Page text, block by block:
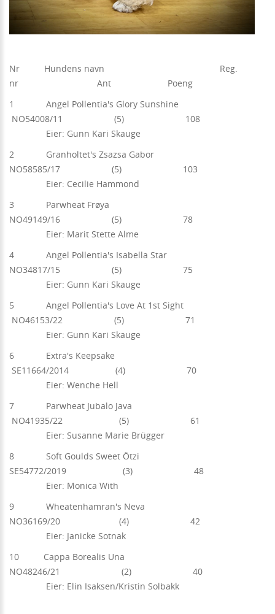
Nr Hundens navn Reg.
nr Ant Poeng
1 Angel Pollentia's Glory Sunshine
NO54008/11 (5) 108
Eier: Gunn Kari Skauge
2 Granholtet's Zsazsa Gabor
NO58585/17 (5) 103
Eier: Cecilie Hammond
3 Parwheat Frøya
NO49149/16 (5) 78
Eier: Marit Stette Alme
4 Angel Pollentia's Isabella Star
NO34817/15 (5) 75
Eier: Gunn Kari Skauge
5 Angel Pollentia's Love At 1st Sight
NO46153/22 (5) 71
Eier: Gunn Kari Skauge
6 Extra's Keepsake
SE11664/2014 (4) 70
Eier: Wenche Hell
7 Parwheat Jubalo Java
NO41935/22 (5) 61
Eier: Susanne Marie Brügger
8 Soft Goulds Sweet Ötzi
SE54772/2019 (3) 48
Eier: Monica With
9 Wheatenhamran's Neva
NO36169/20 (4) 42
Eier: Janicke Sotnak
10 Cappa Borealis Una
NO48246/21 (2) 40
Eier: Elin Isaksen/Kristin Solbakk